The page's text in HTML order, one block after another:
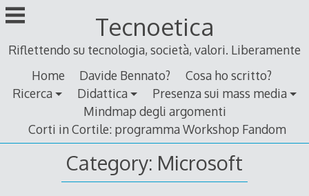
Skip
to
Tecnoetica
Riflettendo su tecnologia, società, valori. Liberamente
Home
Davide Bennato?
Cosa ho scritto?
Ricerca
Didattica
Presenza sui mass media
Mindmap degli argomenti
Corti in Cortile: programma Workshop Fandom
Category: Microsoft